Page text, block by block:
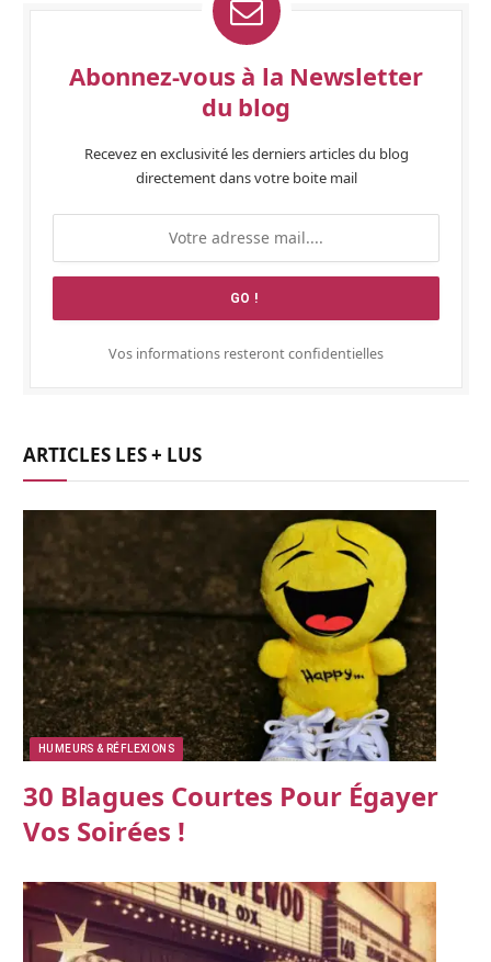
Abonnez-vous à la Newsletter
du blog
Recevez en exclusivité les derniers articles du blog
directement dans votre boite mail
Vos informations resteront confidentielles
ARTICLES LES + LUS
HUMEURS & RÉFLEXIONS
30 Blagues Courtes Pour Égayer
Vos Soirées !